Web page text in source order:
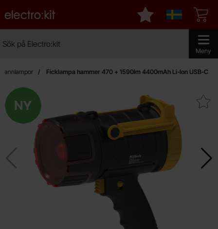
Meny
Startsidan för Electro:kit
Sverige
Mina favoriter
Ficklampa hammer 470 + 1590lm 4400mAh Li-Ion USB-C
Makera ficklampa hammer 470 +
Ny